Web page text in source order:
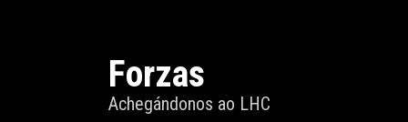
Forzas
Achegándonos ao LHC